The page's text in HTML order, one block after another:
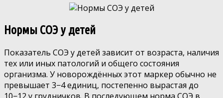
Нормы СОЭ у детей
Показатель СОЭ у детей зависит от возраста, наличия
тех или иных патологий и общего состояния
организма. У новорождённых этот маркер обычно не
превышает 3−4 единиц, постепенно вырастая до